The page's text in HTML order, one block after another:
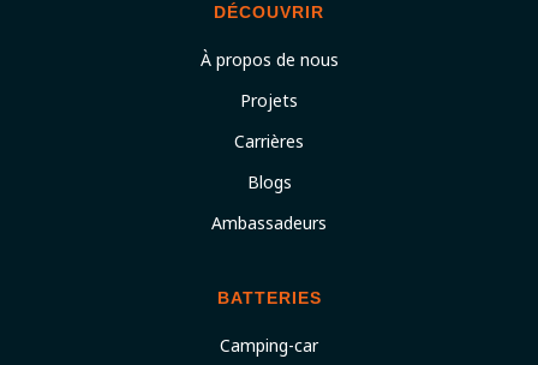
DÉCOUVRIR
À propos de nous
Projets
Carrières
Blogs
Ambassadeurs
BATTERIES
Camping-car